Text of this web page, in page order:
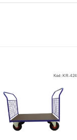
Kód:KR-424